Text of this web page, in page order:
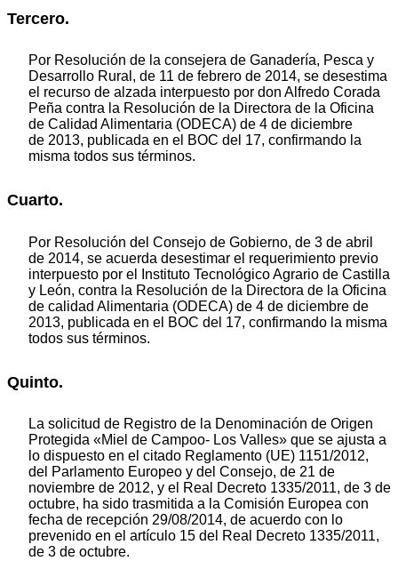
Tercero.
Por Resolución de la consejera de Ganadería, Pesca y
Desarrollo Rural, de 11 de febrero de 2014, se desestima
el recurso de alzada interpuesto por don Alfredo Corada
Peña contra la Resolución de la Directora de la Oficina
de Calidad Alimentaria (ODECA) de 4 de diciembre
de 2013, publicada en el BOC del 17, confirmando la
misma todos sus términos.
Cuarto.
Por Resolución del Consejo de Gobierno, de 3 de abril
de 2014, se acuerda desestimar el requerimiento previo
interpuesto por el Instituto Tecnológico Agrario de Castilla
y León, contra la Resolución de la Directora de la Oficina
de calidad Alimentaria (ODECA) de 4 de diciembre de
2013, publicada en el BOC del 17, confirmando la misma
todos sus términos.
Quinto.
La solicitud de Registro de la Denominación de Origen
Protegida «Miel de Campoo- Los Valles» que se ajusta a
lo dispuesto en el citado Reglamento (UE) 1151/2012,
del Parlamento Europeo y del Consejo, de 21 de
noviembre de 2012, y el Real Decreto 1335/2011, de 3 de
octubre, ha sido trasmitida a la Comisión Europea con
fecha de recepción 29/08/2014, de acuerdo con lo
prevenido en el artículo 15 del Real Decreto 1335/2011,
de 3 de octubre.